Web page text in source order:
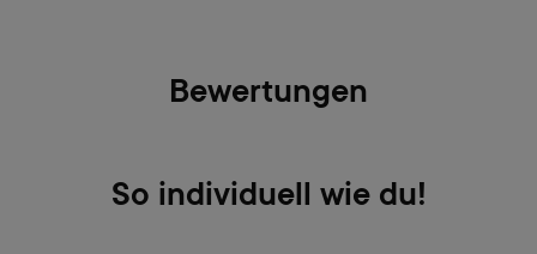
Bewertungen
So individuell wie du!